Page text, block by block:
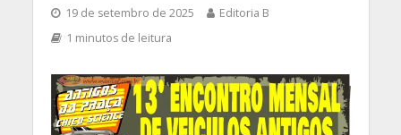
19 de setembro de 2025
Editoria B
1 minutos de leitura